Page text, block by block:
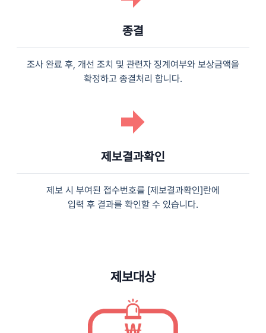
종결
조사 완료 후, 개선 조치 및 관련자 징계여부와 보상금액을
확정하고 종결처리 합니다.
제보결과확인
제보 시 부여된 접수번호를 [제보결과확인]란에
입력 후 결과를 확인할 수 있습니다.
제보대상